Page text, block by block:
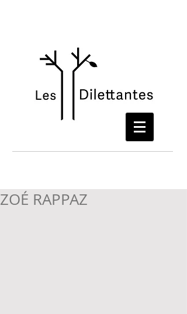
ZOÉ RAPPAZ